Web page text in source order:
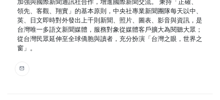
領先、客觀、翔實」的基本原則，中央社專業新聞團隊每天以中、
英、日文即時對外發出上千則新聞、照片、圖表、影音與資訊，是
台灣唯一多語文新聞媒體，服務對象從媒體客戶擴大為閱聽大眾；
從台灣民眾延伸至全球僑胞與讀者，充分扮演「台灣之眼，世界之
窗」。